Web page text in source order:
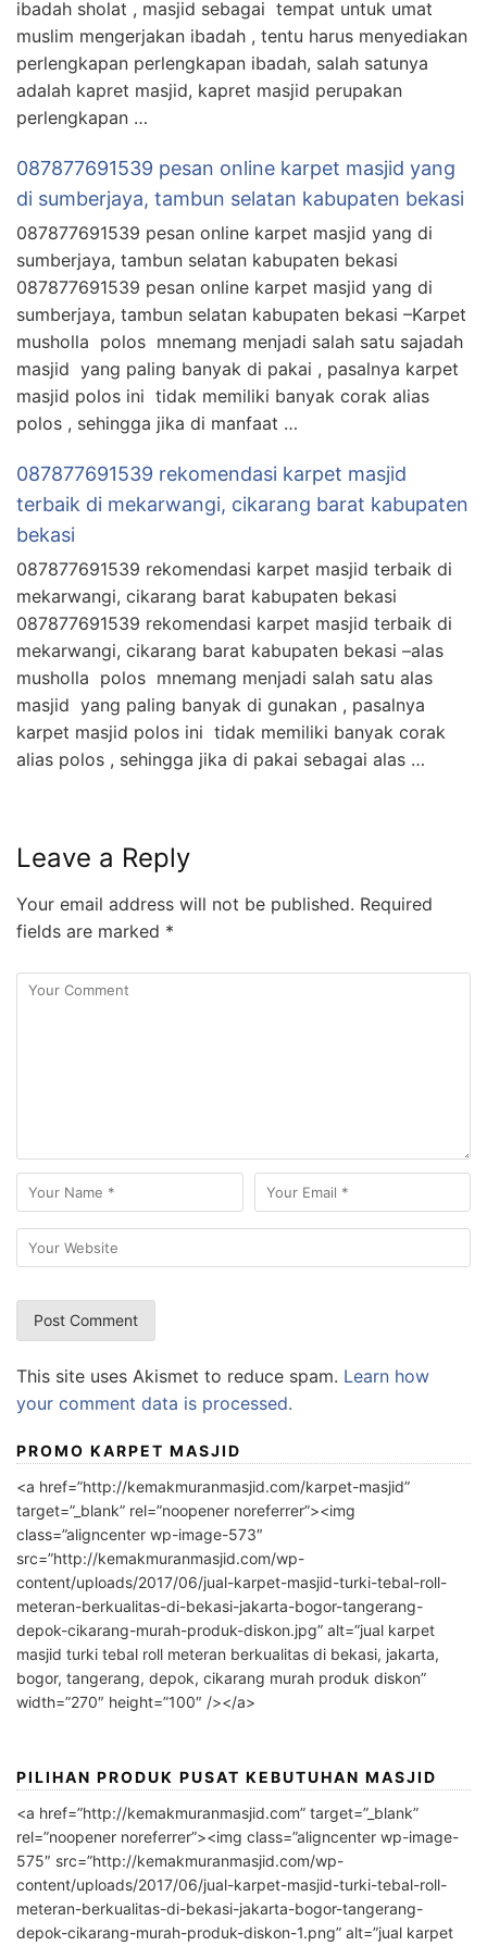
ibadah sholat , masjid sebagai tempat untuk umat
muslim mengerjakan ibadah , tentu harus menyediakan
perlengkapan perlengkapan ibadah, salah satunya
adalah kapret masjid, kapret masjid perupakan
perlengkapan …
087877691539 pesan online karpet masjid yang
di sumberjaya, tambun selatan kabupaten bekasi
087877691539 pesan online karpet masjid yang di
sumberjaya, tambun selatan kabupaten bekasi
087877691539 pesan online karpet masjid yang di
sumberjaya, tambun selatan kabupaten bekasi –Karpet
musholla polos mnemang menjadi salah satu sajadah
masjid yang paling banyak di pakai , pasalnya karpet
masjid polos ini tidak memiliki banyak corak alias
polos , sehingga jika di manfaat …
087877691539 rekomendasi karpet masjid
terbaik di mekarwangi, cikarang barat kabupaten
bekasi
087877691539 rekomendasi karpet masjid terbaik di
mekarwangi, cikarang barat kabupaten bekasi
087877691539 rekomendasi karpet masjid terbaik di
mekarwangi, cikarang barat kabupaten bekasi –alas
musholla polos mnemang menjadi salah satu alas
masjid yang paling banyak di gunakan , pasalnya
karpet masjid polos ini tidak memiliki banyak corak
alias polos , sehingga jika di pakai sebagai alas …
Leave a Reply
Your email address will not be published. Required
fields are marked *
This site uses Akismet to reduce spam. Learn how
your comment data is processed.
PROMO KARPET MASJID
<a href=”http://kemakmuranmasjid.com/karpet-masjid”
target=”_blank” rel=”noopener noreferrer”><img
class=”aligncenter wp-image-573″
src=”http://kemakmuranmasjid.com/wp-
content/uploads/2017/06/jual-karpet-masjid-turki-tebal-roll-
meteran-berkualitas-di-bekasi-jakarta-bogor-tangerang-
depok-cikarang-murah-produk-diskon.jpg” alt=”jual karpet
masjid turki tebal roll meteran berkualitas di bekasi, jakarta,
bogor, tangerang, depok, cikarang murah produk diskon”
width=”270″ height=”100″ /></a>
PILIHAN PRODUK PUSAT KEBUTUHAN MASJID
<a href=”http://kemakmuranmasjid.com” target=”_blank”
rel=”noopener noreferrer”><img class=”aligncenter wp-image-
575″ src=”http://kemakmuranmasjid.com/wp-
content/uploads/2017/06/jual-karpet-masjid-turki-tebal-roll-
meteran-berkualitas-di-bekasi-jakarta-bogor-tangerang-
depok-cikarang-murah-produk-diskon-1.png” alt=”jual karpet